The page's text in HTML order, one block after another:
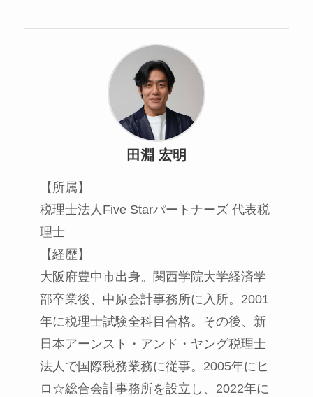
田淵 宏明
【所属】
税理士法人Five Starパートナーズ 代表税
理士
【経歴】
大阪府豊中市出身。関西学院大学経済学
部卒業後、中原会計事務所に入所。2001
年に税理士試験全科目合格。その後、新
日本アーンスト・アンド・ヤング税理士
法人で国際税務業務に従事。2005年にヒ
ロ☆総合会計事務所を設立し、2022年に